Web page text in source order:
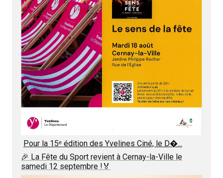
Pour la 15ᵉ édition des Yvelines Ciné, le D�...
🎉 La Fête du Sport revient à Cernay-la-Ville le
samedi 12 septembre !🏅